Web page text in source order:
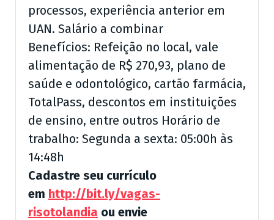
processos, experiência anterior em
UAN. Salário a combinar
Benefícios: Refeição no local, vale
alimentação de R$ 270,93, plano de
saúde e odontológico, cartão farmácia,
TotalPass, descontos em instituições
de ensino, entre outros Horário de
trabalho: Segunda a sexta: 05:00h às
14:48h
Cadastre seu currículo
em http://bit.ly/vagas-
risotolandia ou envie